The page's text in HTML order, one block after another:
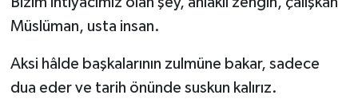
Müslüman, usta insan.
Aksi hâlde başkalarının zulmüne bakar, sadece
dua eder ve tarih önünde suskun kalırız.